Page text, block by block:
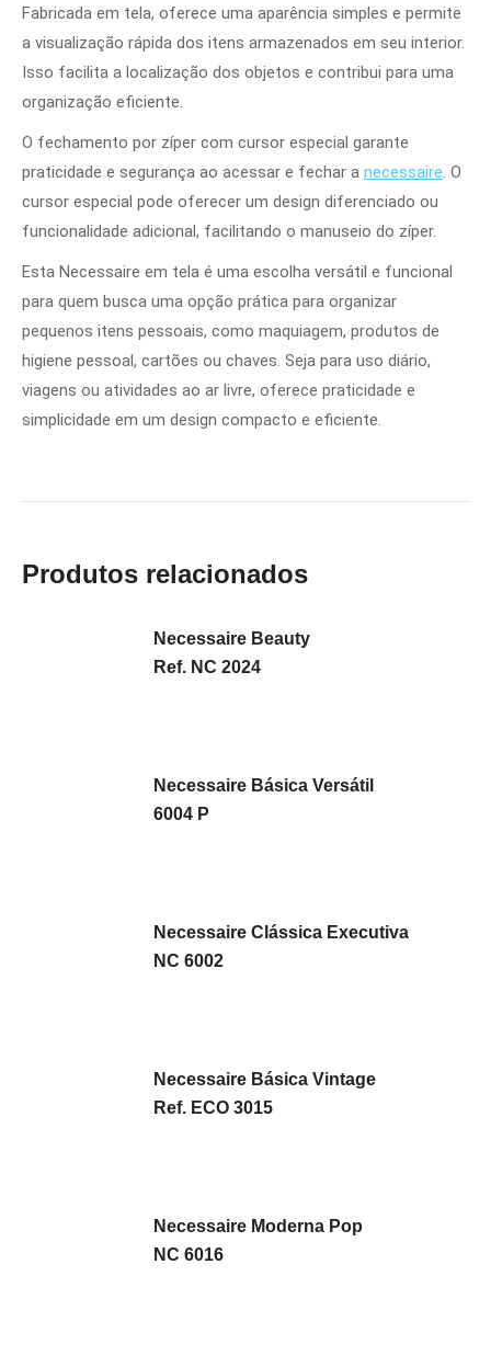
Fabricada em tela, oferece uma aparência simples e permite
a visualização rápida dos itens armazenados em seu interior.
Isso facilita a localização dos objetos e contribui para uma
organização eficiente.
O fechamento por zíper com cursor especial garante
praticidade e segurança ao acessar e fechar a necessaire. O
cursor especial pode oferecer um design diferenciado ou
funcionalidade adicional, facilitando o manuseio do zíper.
Esta Necessaire em tela é uma escolha versátil e funcional
para quem busca uma opção prática para organizar
pequenos itens pessoais, como maquiagem, produtos de
higiene pessoal, cartões ou chaves. Seja para uso diário,
viagens ou atividades ao ar livre, oferece praticidade e
simplicidade em um design compacto e eficiente.
Produtos relacionados
Necessaire Beauty
Ref. NC 2024
Necessaire Básica Versátil
6004 P
Necessaire Clássica Executiva
NC 6002
Necessaire Básica Vintage
Ref. ECO 3015
Necessaire Moderna Pop
NC 6016